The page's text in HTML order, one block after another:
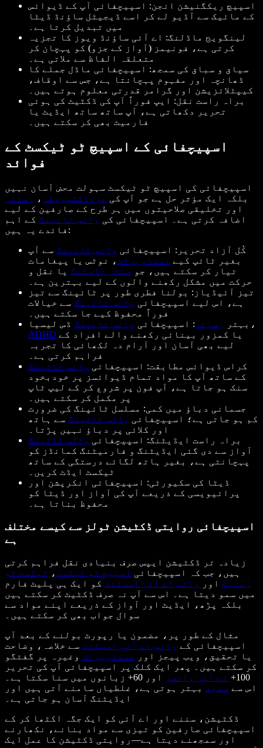
اسپیچ ریکگنیشن انجن: اسپیچفائی آپ کے ڈیوائس
کے مائیک سے آڈیو لے کر اسے ڈیجیٹل ساؤنڈ ڈیٹا
میں تبدیل کرتا ہے۔
لینگویج ماڈلنگ: اے آئی ساؤنڈ ویوز کا تجزیہ
کرتی ہے، فونیمز (آواز کے جزو) کو پہچان کر
متعلقہ الفاظ سے ملاتی ہے۔
سیاق و سباق کی سمجھ: اسپیچفائی ماڈل جملے کا
ڈھانچہ اور مفہوم پہچانتا ہے، جس سے اوقاف،
کیپٹلائزیشن اور گرامر قدرتی معلوم ہوتے ہیں۔
براہ راست نقل: ایپ فوراً آپ کی ڈکٹیٹ کی ہوئی
تحریر دکھاتی ہے، آپ ساتھ ساتھ ایڈیٹ یا
فارمیٹ بھی کر سکتے ہیں۔
اسپیچفائی کے اسپیچ ٹو ٹیکسٹ کے
فوائد
اسپیچفائی کی اسپیچ ٹو ٹیکسٹ سہولت محض آسان نہیں
بلکہ ایک مؤثر حل ہے جو آپ کی پروڈکٹیویٹی ،
رسائی
اور تخلیقی صلاحیتوں میں ہر طرح کے صارفین کے لیے
اضافہ کرتی ہے۔ اسپیچفائی کی وائس ٹائپنگ کے اہم
فائدے یہ ہیں:
کُل آزاد تحریر: اسپیچفائی وائس ٹائپنگ سے آپ
بغیر ٹائپ کیے دستاویزات، نوٹس یا پیغامات
تیار کر سکتے ہیں، جو ملٹی ٹاسکنگ یا نقل و
حرکت میں مشکل رکھنے والوں کے لیے بہترین ہے۔
تیز آئیڈیاز: بولنا فطری طور پر ٹائپنگ سے تیز
ہے، اس لیے اسپیچفائی وائس ٹائپنگ سے خیالات
فوراً محفوظ کیے جا سکتے ہیں۔
بہتر
رسائی: اسپیچفائی وائس ٹائپنگ
ڈس لیسیا،
ADHD
لیے بھی آسان اور آرام دہ لکھائی کا تجربہ
فراہم کرتی ہے۔
کراس ڈیوائس مطابقت: اسپیچفائی وائس ٹائپنگ
کے ساتھ آپ کا مواد تمام ڈیوائسز پر خودبخود
سنک ہو جاتا ہے، آپ فون پر شروع کر کے لیپ ٹاپ
پر مکمل کر سکتے ہیں۔
جسمانی دباؤ میں کمی: مسلسل ٹائپنگ کی ضرورت
کم ہو جاتی ہے؛ اسپیچفائی وائس ٹائپنگ سے ہاتھ
اور کلائی پر دباؤ نہیں پڑتا۔
براہ راست ایڈیٹنگ: اسپیچفائی وائس ٹائپنگ
آواز سے دی گئی ایڈیٹنگ و فارمیٹنگ کمانڈز کو
پہچانتی ہے، بغیر ہاتھ لگائے درستگی کے ساتھ
ٹیکسٹ ایڈٹ کریں۔
ڈیٹا کی سکیورٹی: اسپیچفائی انکرپشن اور
پرائیویسی کے ذریعے آپ کی آواز اور ڈیٹا کو
محفوظ بناتا ہے۔
اسپیچفائی روایتی ڈکٹیشن ٹولز سے کیسے مختلف
ہے
زیادہ تر ڈکٹیشن ایپس صرف بنیادی نقل فراہم کرتی
ہیں، جب کہ اسپیچفائی اسپیچ ٹو ٹیکسٹ،
ٹیکسٹ ٹو
اسپیچ اور وائس اے آئی اسسٹنٹ کو ایک ہی پلیٹ فارم
میں سمو دیتا ہے۔ اس سے آپ نہ صرف ڈکٹیٹ کر سکتے ہیں
بلکہ پڑھ، ایڈیٹ اور آواز کے ذریعے اپنے مواد سے
سوال جواب بھی کر سکتے ہیں۔
مثال کے طور پر، مضمون یا رپورٹ بولنے کے بعد آپ
اسپیچفائی کے وائس اے آئی اسسٹنٹ سے خلاصہ، وضاحت
یا تحقیق، ویب پیجز اور
دستاویزات وغیرہ پر گفتگو
کر سکتے ہیں۔ پھر ایک کلک پر اسپیچفائی آپ کی تحریر
100+
اے آئی وائسز
اور 60+ زبانوں میں سنا سکتا ہے۔
اس سے سمجھ
بہتر ہوتی ہے، غلطیاں سامنے آتی ہیں اور
ایڈیٹنگ آسان ہو جاتی ہے۔
ڈکٹیشن، سننے اور اے آئی کو ایک جگہ اکٹھا کر کے
اسپیچفائی صارفین کو تیزی سے مواد بنانے، نکھارنے
اور سمجھنے دیتا ہے—روایتی ڈکٹیشن کا عمل ایک